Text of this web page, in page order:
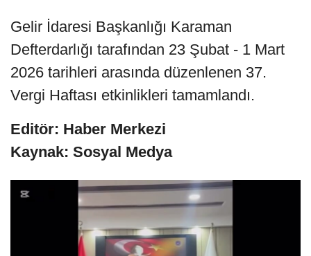
Gelir İdaresi Başkanlığı Karaman
Defterdarlığı tarafından 23 Şubat - 1 Mart
2026 tarihleri arasında düzenlenen 37.
Vergi Haftası etkinlikleri tamamlandı.
Editör: Haber Merkezi
Kaynak: Sosyal Medya